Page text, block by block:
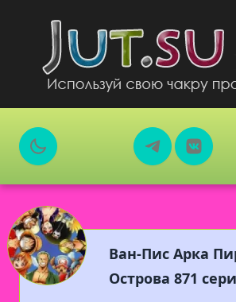
Ван-Пис Арка
Острова 871